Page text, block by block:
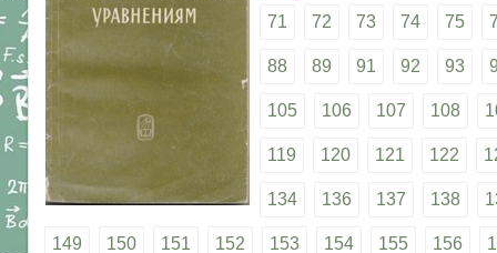
71 72 73 74 75
88 89 91 92 93
105 106 107 108
119 120 121 122
134 136 137 138
149 150 151 152 153 154 155 156